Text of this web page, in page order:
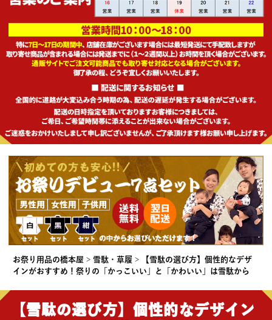
お祭り用品の橋本屋 雪駄・草履
【雪駄の選び方】個性的なデザ
インがおすすめ！祭りの「かっこいい」と「かわいい」は雪駄から
【雪駄の選び方】個性的なデザイン